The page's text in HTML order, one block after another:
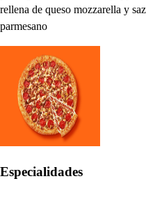
rellena de queso mozzarella y
parmesano
Especialidades